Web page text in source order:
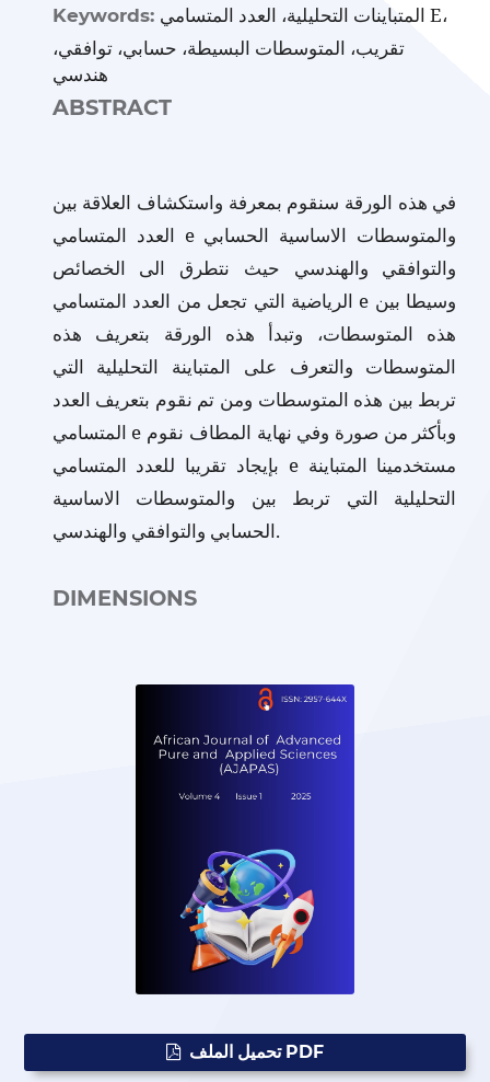
Keywords: المتباينات التحليلية، العدد المتسامي E،
تقريب، المتوسطات البسيطة، حسابي، توافقي،
هندسي
ABSTRACT
في هذه الورقة سنقوم بمعرفة واستكشاف العلاقة بين
العدد المتسامي e والمتوسطات الاساسية الحسابي
والتوافقي والهندسي حيث نتطرق الى الخصائص
الرياضية التي تجعل من العدد المتسامي e وسيطا بين
هذه المتوسطات، وتبدأ هذه الورقة بتعريف هذه
المتوسطات والتعرف على المتباينة التحليلية التي
تربط بين هذه المتوسطات ومن تم نقوم بتعريف العدد
المتسامي e وبأكثر من صورة وفي نهاية المطاف نقوم
بإيجاد تقريبا للعدد المتسامي e مستخدمينا المتباينة
التحليلية التي تربط بين والمتوسطات الاساسية
الحسابي والتوافقي والهندسي.
DIMENSIONS
تحميل الملف PDF